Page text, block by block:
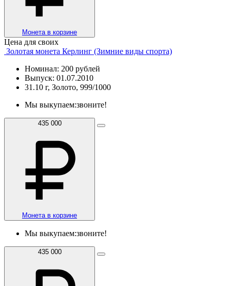
Монета в корзине
Цена для своих
Золотая монета Керлинг (Зимние виды спорта)
Номинал: 200 рублей
Выпуск: 01.07.2010
31.10 г, Золото, 999/1000
Мы выкупаем:звоните!
435 000
Монета в корзине
Мы выкупаем:звоните!
435 000